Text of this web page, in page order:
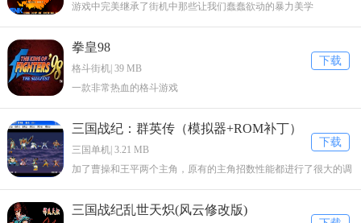
游戏中完美继承了街机中那些让我们蠢蠢欲动的暴力美学
下载
拳皇98
格斗街机| 39 MB
一款非常热血的格斗游戏
下载
三国战纪：群英传（模拟器+ROM补丁）
三国单机| 3.21 MB
加了曹操和王平两个主角，原有的主角招数性能都进行了很大的调
三国战纪乱世天炽(风云修改版)